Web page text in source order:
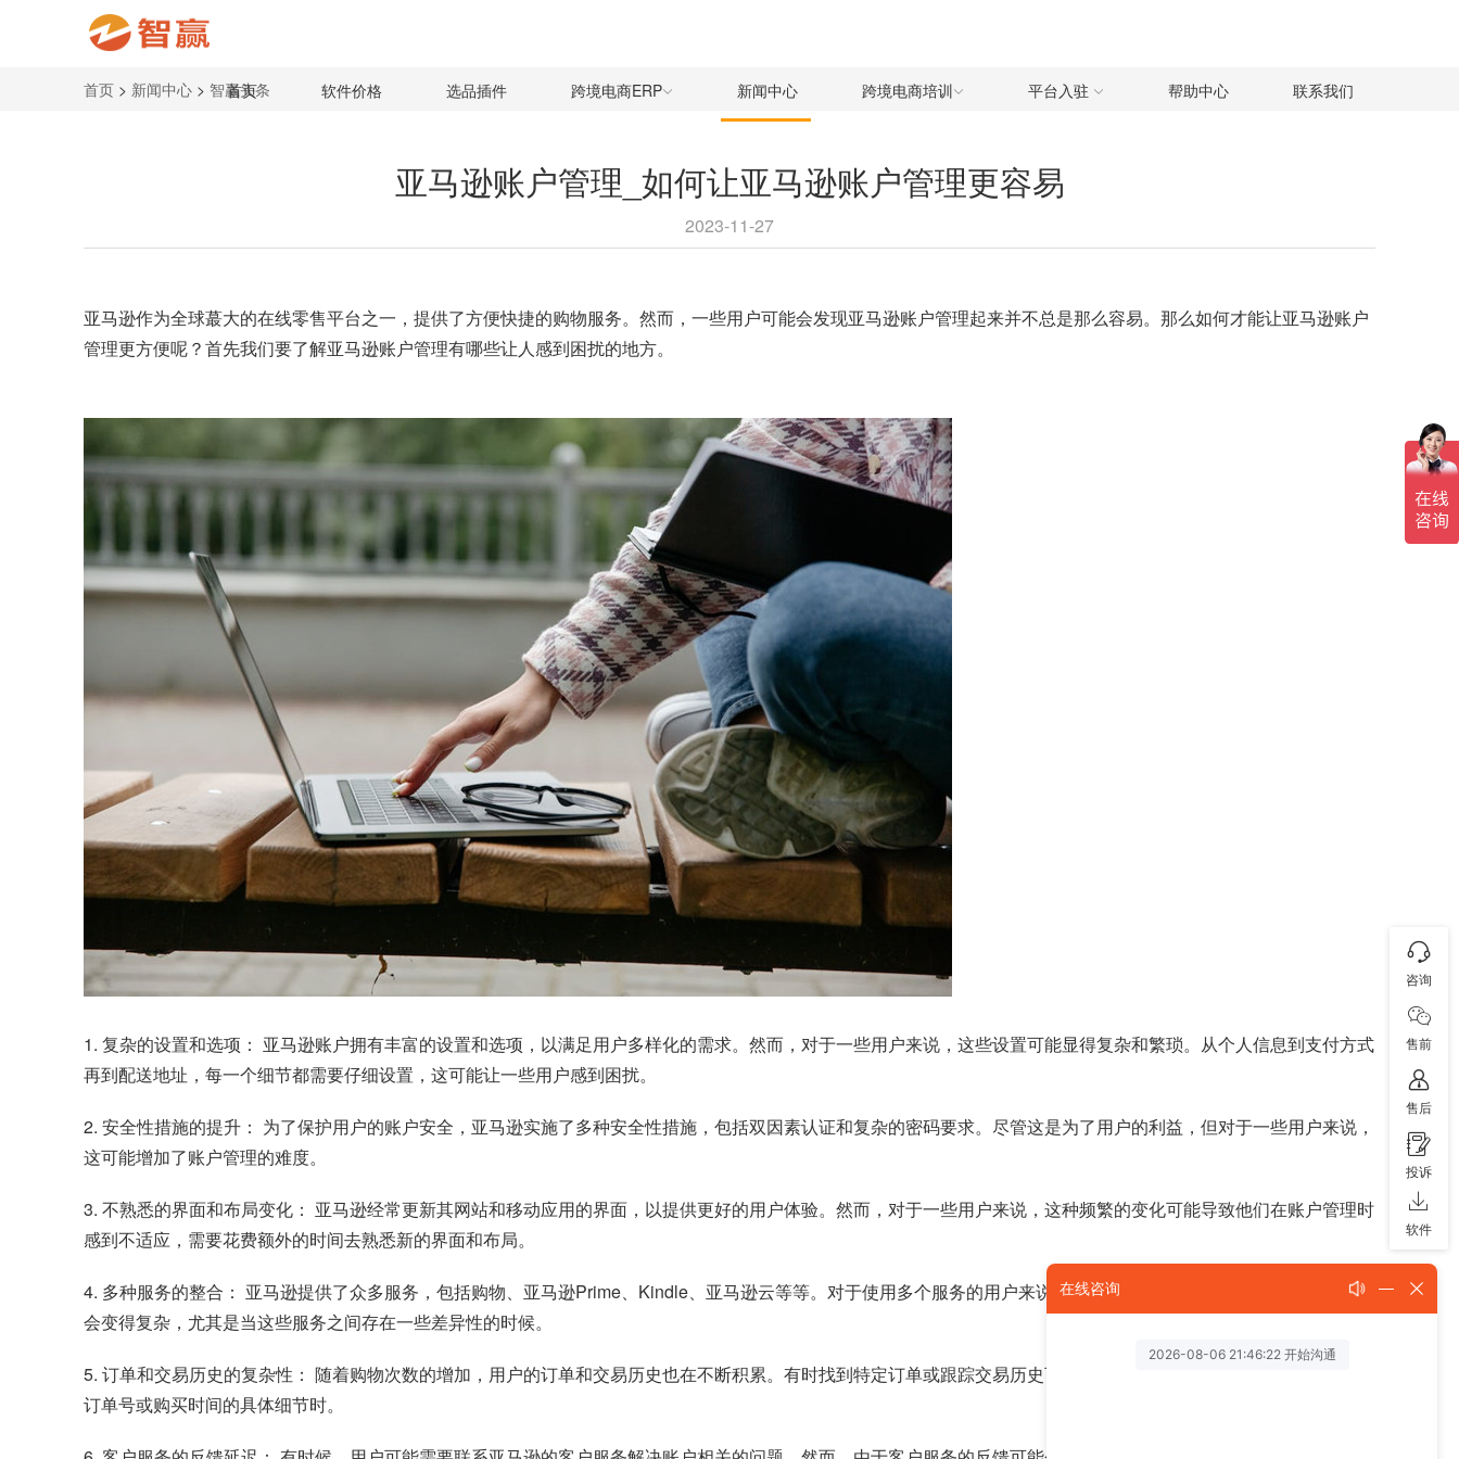
首页 软件价格 选品插件 跨境电商ERP 新闻中心 跨境电商培训 平台入驻 帮助中心 联系我们
首页 > 新闻中心 > 智赢头条
亚马逊账户管理_如何让亚马逊账户管理更容易
2023-11-27
亚马逊作为全球蕞大的在线零售平台之一，提供了方便快捷的购物服务。然而，一些用户可能会发现亚马逊账户管理起来并不总是那么容易。那么如何才能让亚马逊账户
管理更方便呢？首先我们要了解亚马逊账户管理有哪些让人感到困扰的地方。
1. 复杂的设置和选项： 亚马逊账户拥有丰富的设置和选项，以满足用户多样化的需求。然而，对于一些用户来说，这些设置可能显得复杂和繁琐。从个人信息到支付方式
再到配送地址，每一个细节都需要仔细设置，这可能让一些用户感到困扰。
2. 安全性措施的提升： 为了保护用户的账户安全，亚马逊实施了多种安全性措施，包括双因素认证和复杂的密码要求。尽管这是为了用户的利益，但对于一些用户来说，
这可能增加了账户管理的难度。
3. 不熟悉的界面和布局变化： 亚马逊经常更新其网站和移动应用的界面，以提供更好的用户体验。然而，对于一些用户来说，这种频繁的变化可能导致他们在账户管理时
感到不适应，需要花费额外的时间去熟悉新的界面和布局。
4. 多种服务的整合： 亚马逊提供了众多服务，包括购物、亚马逊Prime、Kindle、亚马逊云等等。对于使用多个服务的用户来说，将这些服务整合在一个账户下管理可能
会变得复杂，尤其是当这些服务之间存在一些差异性的时候。
5. 订单和交易历史的复杂性： 随着购物次数的增加，用户的订单和交易历史也在不断积累。有时找到特定订单或跟踪交易历史可能需要花费一些时间，尤其是当用户忘记
订单号或购买时间的具体细节时。
咨询
售前
售后
投诉
软件
在线咨询